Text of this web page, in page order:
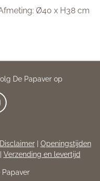
Ø40 x H38 cm
De Papaver op
Disclaimer| Openingstijden
Verzending en levertijd